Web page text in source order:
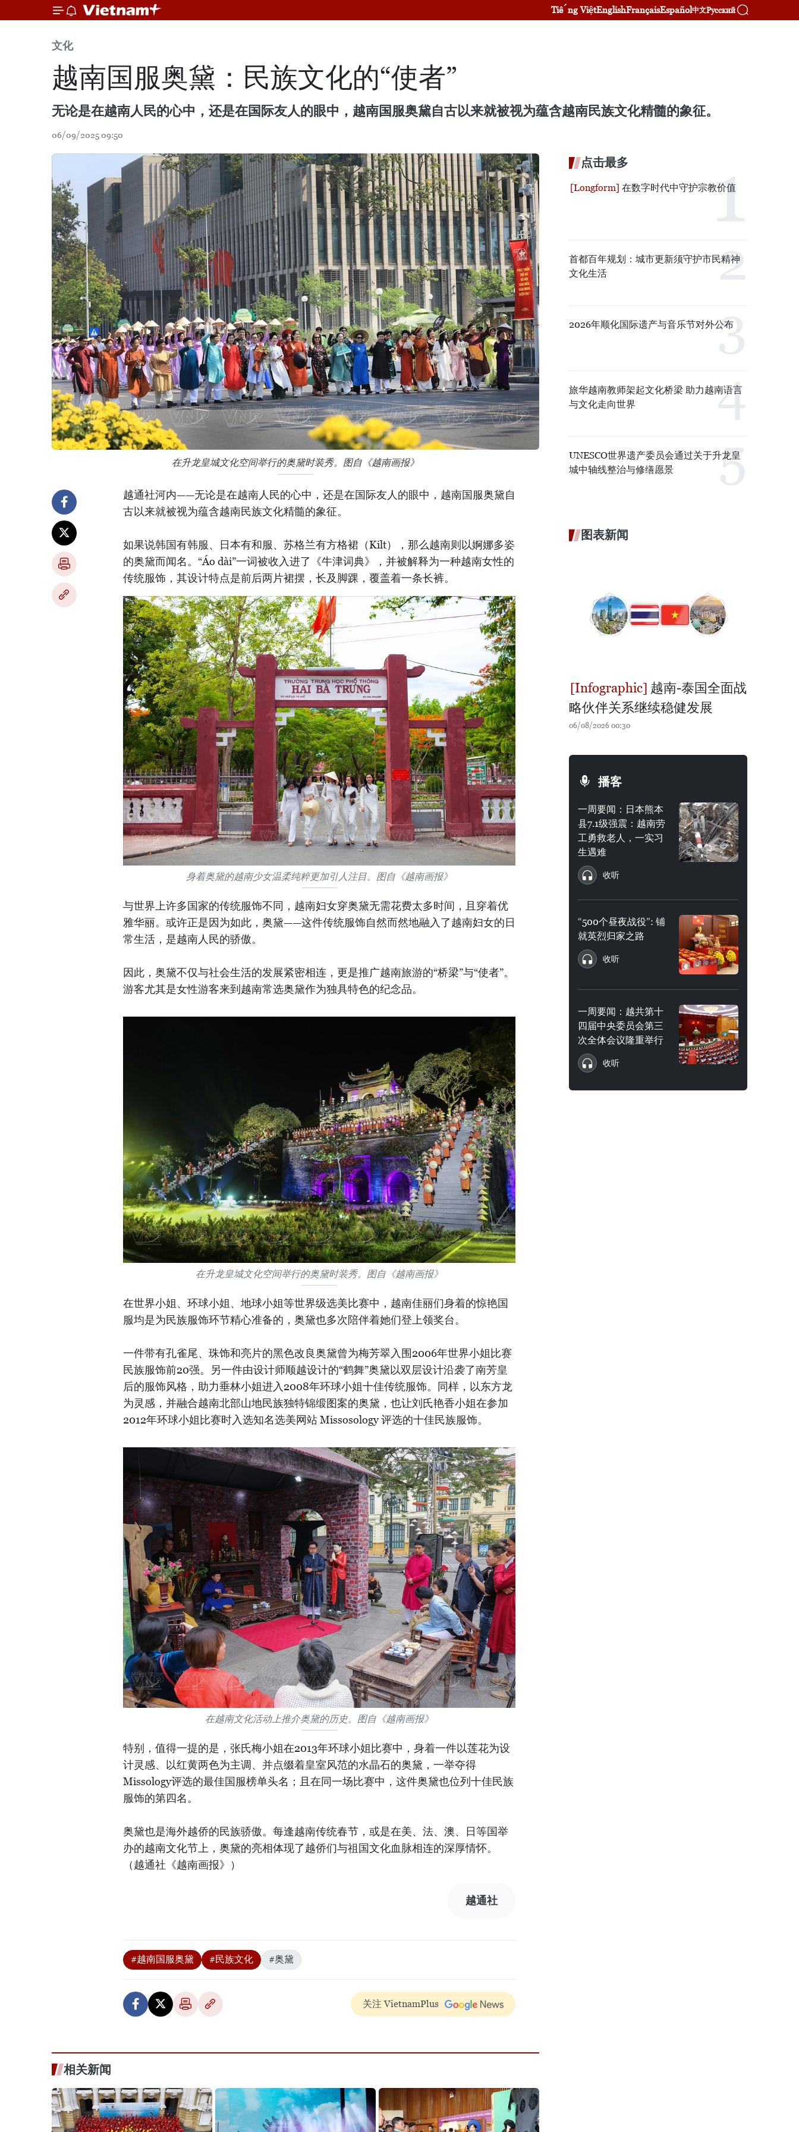
Tiếng ViệtEnglishFrançaisEspañol中文Русский
文化
越南国服奥黛：民族文化的“使者”
无论是在越南人民的心中，还是在国际友人的眼中，越南国服奥黛自古以来就被视为蕴含越南民族文化精髓的象征。
06/09/2025 09:50
在升龙皇城文化空间举行的奥黛时装秀。图自《越南画报》
越通社河内——无论是在越南人民的心中，还是在国际友人的眼中，越南国服奥黛自
古以来就被视为蕴含越南民族文化精髓的象征。
如果说韩国有韩服、日本有和服、苏格兰有方格裙（Kilt），那么越南则以婀娜多姿
的奥黛而闻名。“Áo dài”一词被收入进了《牛津词典》，并被解释为一种越南女性的
传统服饰，其设计特点是前后两片裙摆，长及脚踝，覆盖着一条长裤。
身着奥黛的越南少女温柔纯粹更加引人注目。图自《越南画报》
与世界上许多国家的传统服饰不同，越南妇女穿奥黛无需花费太多时间，且穿着优
雅华丽。或许正是因为如此，奥黛——这件传统服饰自然而然地融入了越南妇女的日
常生活，是越南人民的骄傲。
因此，奥黛不仅与社会生活的发展紧密相连，更是推广越南旅游的“桥梁”与“使者”。
游客尤其是女性游客来到越南常选奥黛作为独具特色的纪念品。
在升龙皇城文化空间举行的奥黛时装秀。图自《越南画报》
在世界小姐、环球小姐、地球小姐等世界级选美比赛中，越南佳丽们身着的惊艳国
服均是为民族服饰环节精心准备的，奥黛也多次陪伴着她们登上领奖台。
一件带有孔雀尾、珠饰和亮片的黑色改良奥黛曾为梅芳翠入围2006年世界小姐比赛
民族服饰前20强。另一件由设计师顺越设计的“鹤舞”奥黛以双层设计沿袭了南芳皇
后的服饰风格，助力垂林小姐进入2008年环球小姐十佳传统服饰。同样，以东方龙
为灵感，并融合越南北部山地民族独特锦缎图案的奥黛，也让刘氏艳香小姐在参加
2012年环球小姐比赛时入选知名选美网站 Missosology 评选的十佳民族服饰。
在越南文化活动上推介奥黛的历史。图自《越南画报》
特别，值得一提的是，张氏梅小姐在2013年环球小姐比赛中，身着一件以莲花为设
计灵感、以红黄两色为主调、并点缀着皇室风范的水晶石的奥黛，一举夺得
Missology评选的最佳国服榜单头名；且在同一场比赛中，这件奥黛也位列十佳民族
服饰的第四名。
奥黛也是海外越侨的民族骄傲。每逢越南传统春节，或是在美、法、澳、日等国举
办的越南文化节上，奥黛的亮相体现了越侨们与祖国文化血脉相连的深厚情怀。
（越通社《越南画报》）
越通社
#越南国服奥黛 #民族文化 #奥黛
关注 VietnamPlus
相关新闻
点击最多
在数字时代中守护宗教价值
首都百年规划：城市更新须守护市民精神
文化生活
2026年顺化国际遗产与音乐节对外公布
旅华越南教师架起文化桥梁 助力越南语言
与文化走向世界
UNESCO世界遗产委员会通过关于升龙皇
城中轴线整治与修缮愿景
图表新闻
越南-泰国全面战
略伙伴关系继续稳健发展
06/08/2026 00:30
播客
一周要闻：日本熊本
县7.1级强震：越南劳
工勇救老人，一实习
生遇难
收听
“500个昼夜战役”: 铺
就英烈归家之路
收听
一周要闻：越共第十
四届中央委员会第三
次全体会议隆重举行
收听